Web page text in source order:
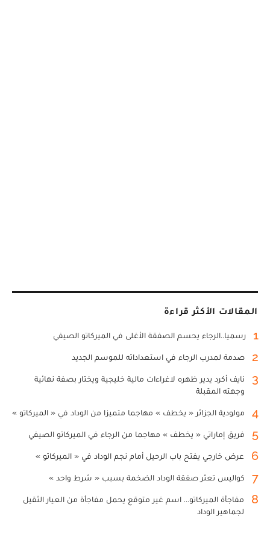
المقالات الأكثر قراءة
1 رسميا..الرجاء يحسم الصفقة الأغلى في الميركاتو الصيفي
2 صدمة لمدرب الرجاء في استعداداته للموسم الجديد
3
نايف أكرد يدير ظهره لاغراءات مالية خليجية ويختار بصفة نهائية
وجهته المقبلة
4 مولودية الجزائر « يخطف » مهاجما متميزا من الوداد في « الميركاتو »
5 فريق إماراتي « يخطف » مهاجما من الرجاء في الميركاتو الصيفي
6 عرض خارجي يفتح باب الرحيل أمام نجم الوداد في « الميركاتو »
7 كواليس تعثر صفقة الوداد الضخمة بسبب « شرط واحد »
8
مفاجأة الميركاتو... اسم غير متوقع يحمل مفاجأة من العيار الثقيل
لجماهير الوداد